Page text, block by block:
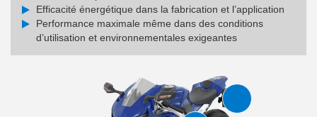
Efficacité énergétique dans la fabrication et l’application
Performance maximale même dans des conditions
d’utilisation et environnementales exigeantes
A